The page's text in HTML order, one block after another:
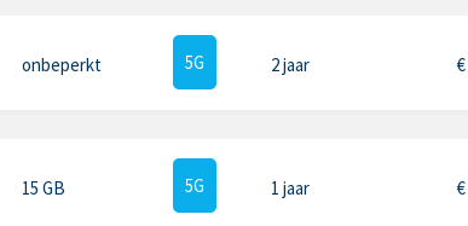
onbeperkt 5G 2 jaar €
15 GB 5G 1 jaar €